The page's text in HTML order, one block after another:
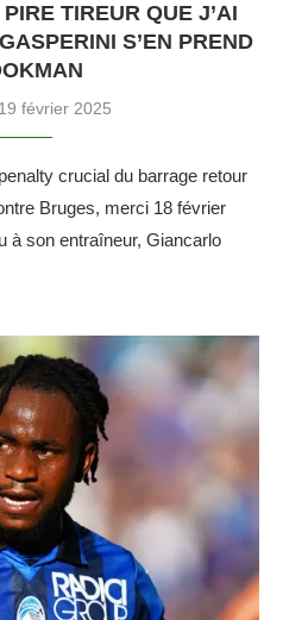
TIREUR QUE J’AI
S’EN PREND
19 février 2025
crucial du barrage retour
Bruges, merci 18 février
à son entraîneur, Giancarlo